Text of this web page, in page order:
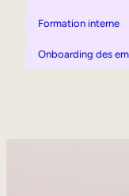
Formation interne
Onboarding des